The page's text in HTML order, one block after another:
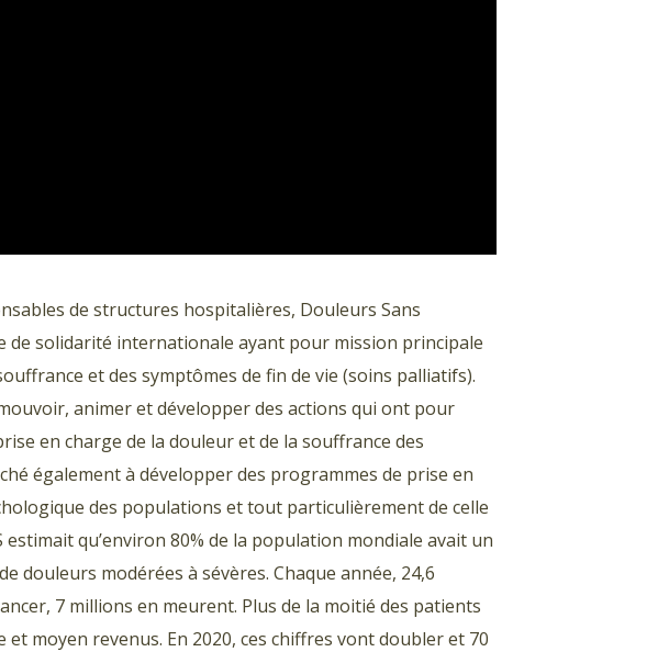
de structures hospitalières, Douleurs Sans
de solidarité internationale ayant pour mission principale
et des symptômes de fin de vie (soins palliatifs).
animer et développer des actions qui ont pour
en charge de la douleur et de la souffrance des
également à développer des programmes de prise en
des populations et tout particulièrement de celle
estimait qu’environ 80% de la population mondiale avait un
douleurs modérées à sévères. Chaque année, 24,6
7 millions en meurent. Plus de la moitié des patients
moyen revenus. En 2020, ces chiffres vont doubler et 70